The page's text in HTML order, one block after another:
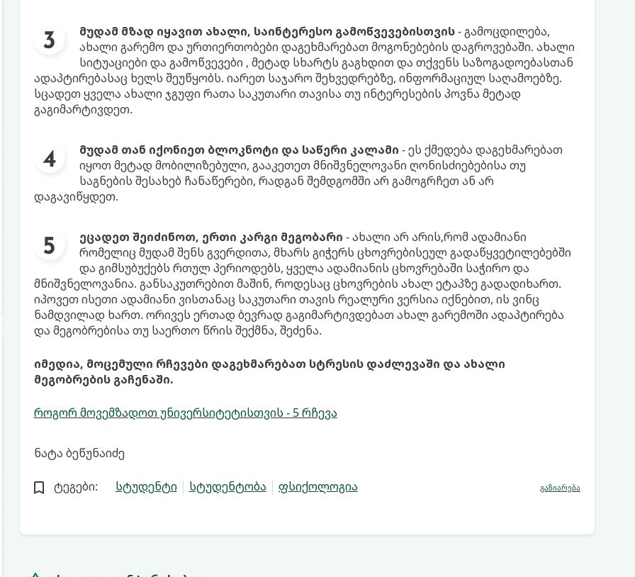
მუდამ მზად იყავით ახალი, საინტერესო გამოწვევებისთვის- გამოცდილება,
ახალი გარემო და ურთიერთობები დაგეხმარებათ მოგონებების დაგროვებაში. ახალი
სიტუაციები და გამოწვევები , მეტად სხარტს გაგხდით და თქვენს საზოგადოებასთან
ადაპტირებასაც ხელს შეუწყობს. იარეთ საჯარო შეხვედრებზე, ინფორმაციულ საღამოებზე.
სცადეთ ყველა ახალი ჯგუფი რათა საკუთარი თავისა თუ ინტერესების პოვნა მეტად
გაგიმარტივდეთ.
მუდამ თან იქონიეთ ბლოკნოტი და საწერი კალამი - ეს ქმედება დაგეხმარებათ
იყოთ მეტად მობილიზებული, გააკეთეთ მნიშვნელოვანი ღონისძიებებისა თუ
საგნების შესახებ ჩანაწერები, რადგან შემდგომში არ გამოგრჩეთ ან არ
დაგავიწყდეთ.
ეცადეთ შეიძინოთ, ერთი კარგი მეგობარი - ახალი არ არის,რომ ადამიანი
რომელიც მუდამ შენს გვერდითა, მხარს გიჭერს ცხოვრებისეულ გადაწყვეტილებებში
და გიმსუბუქებს რთულ პერიოდებს, ყველა ადამიანის ცხოვრებაში საჭირო და
მნიშვნელოვანია. განსაკუთრებით მაშინ, როდესაც ცხოვრების ახალ ეტაპზე გადადიხართ.
იპოვეთ ისეთი ადამიანი ვისთანაც საკუთარი თავის რეალური ვერსია იქნებით, ის ვინც
ნამდვილად ხართ. ორივეს ერთად ბევრად გაგიმარტივდებათ ახალ გარემოში ადაპტირება
და მეგობრებისა თუ საერთო წრის შექმნა, შეძენა.
იმედია, მოცემული რჩევები დაგეხმარებათ სტრესის დაძლევაში და ახალი
მეგობრების გაჩენაში.
როგორ მოვემზადოთ უნივერსიტეტისთვის - 5 რჩევა
ნატა ბეწუნაიძე
ტეგები: სტუდენტი სტუდენტობა ფსიქოლოგია გაზიარება